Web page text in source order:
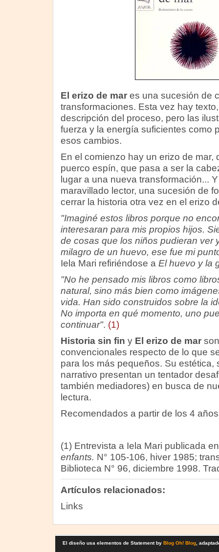
El erizo de mares una sucesión de
transformaciones. Esta vez hay
descripción del proceso, pero las
fuerza y la energía suficientes como
esos cambios.
En el comienzo hay un erizo de mar,
puerco espín, que pasa a ser la
lugar a una nueva transformación...
maravillado lector, una sucesión de
cerrar la historia otra vez en el erizo
"Imaginé estos libros porque no
interesaran para mis propios hijos.
de cosas que los niños pudieran ver
milagro de un huevo, ese fue mi
Iela Mari refiriéndose a El huevo y la
"No he pensado mis libros como
natural, sino más bien como
vida. Han sido construidos sobre la
No importa en qué momento, uno
continuar". (1)
Historia sin fin y El erizo de marson
convencionales respecto de lo que
para los más pequeños. Su estética,
narrativo presentan un tentador
también mediadores) en busca de
lectura.
Recomendados a partir de los 4
(1) Entrevista a Iela Mari publicada
enfants. N° 105-106, hiver 1985;
Biblioteca N° 96, diciembre 1998.
Artículos relacionados:
Links
El diseño usa elementos de Statement by Blog Oh! Blog,